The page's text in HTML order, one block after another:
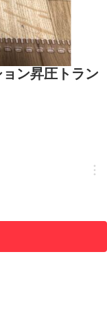
ン昇圧トラン